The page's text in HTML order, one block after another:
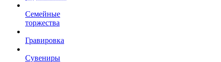
Семейные
торжества
Гравировка
Сувениры